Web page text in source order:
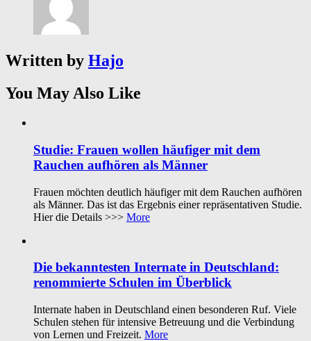
Written by Hajo
You May Also Like
Studie: Frauen wollen häufiger mit dem
Rauchen aufhören als Männer
Frauen möchten deutlich häufiger mit dem Rauchen aufhören
als Männer. Das ist das Ergebnis einer repräsentativen Studie.
Hier die Details >>> More
Die bekanntesten Internate in Deutschland:
renommierte Schulen im Überblick
Internate haben in Deutschland einen besonderen Ruf. Viele
Schulen stehen für intensive Betreuung und die Verbindung
von Lernen und Freizeit. More